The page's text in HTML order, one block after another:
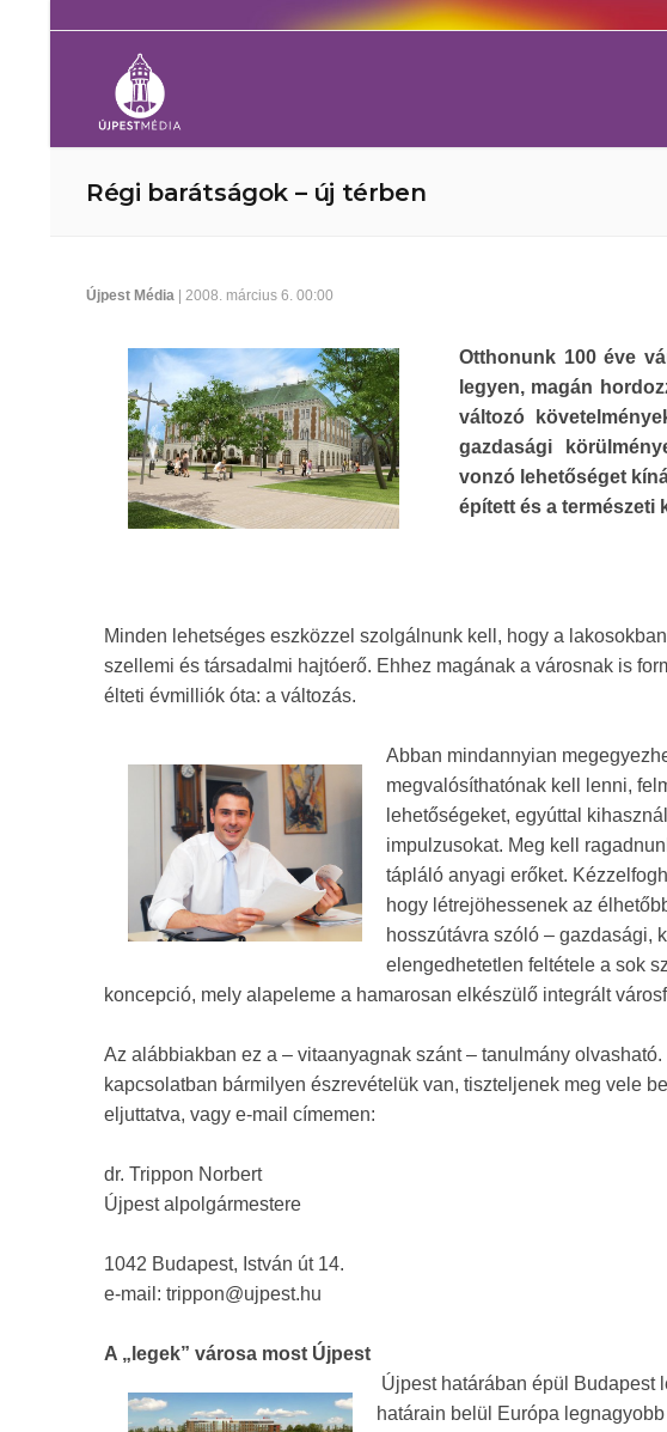
Régi barátságok – új térben
Újpest Média | 2008. március 6. 00:00
Otthonunk 100 éve
legyen, magán
változó
gazdasági
vonzó lehetőséget
épített és a természeti
Minden lehetséges eszközzel szolgálnunk kell, hogy a
szellemi és társadalmi hajtóerő. Ehhez magának a városnak is
élteti évmilliók óta: a változás.
Abban mindannyian
megvalósíthatónak kell lenni,
lehetőségeket, egyúttal
impulzusokat. Meg kell
tápláló anyagi erőket.
hogy létrejöhessenek az
hosszútávra szóló – gazdasági,
elengedhetetlen feltétele a sok
koncepció, mely alapeleme a hamarosan elkészülő integrált
Az alábbiakban ez a – vitaanyagnak szánt – tanulmány
kapcsolatban bármilyen észrevételük van, tiszteljenek meg vele
eljuttatva, vagy e-mail címemen:
dr. Trippon Norbert
Újpest alpolgármestere
1042 Budapest, István út 14.
e-mail: trippon@ujpest.hu
A „legek” városa most Újpest
Újpest határában épül Budapest
határain belül Európa